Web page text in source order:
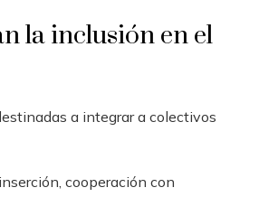
la inclusión en el
a integrar a colectivos
cooperación con